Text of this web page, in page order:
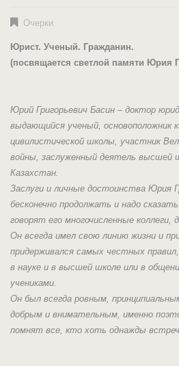
Очерки
Юрист. Ученый. Гражданин.
(посвящается светлой памяти Юрия
Юрий Григорьевич Басин – доктор
выдающийся ученый, основоположник
цивилистической школы, участник
войны, заслуженный деятель высшей
Казахстан.
Заслуги и личные достоинства Юрия
бесконечно продолжать и надо
говорят его многочисленные коллеги,
Он всегда имел свою линию жизни и
придерживался самых честных
в науке и в высшей школе или в
учениками.
Он был всегда ровным,
добрым и внимательным, именно
помнят все, кто хоть однажды